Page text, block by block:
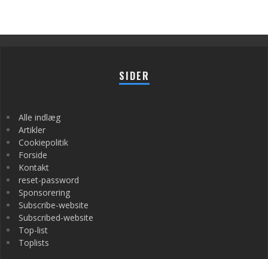
SIDER
Alle indlæg
Artikler
Cookiepolitik
Forside
Kontakt
reset-password
Sponsorering
Subscribe-website
Subscribed-website
Top-list
Toplists